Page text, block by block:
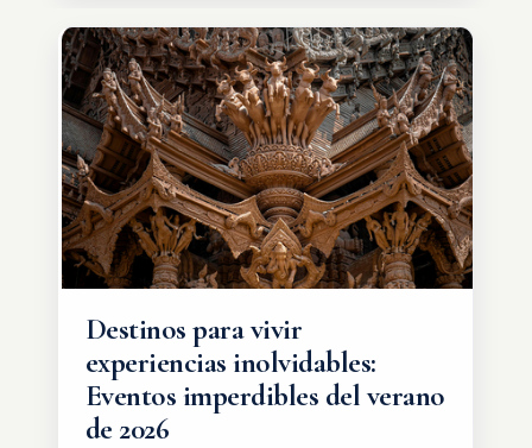
de intercambio son mucho más
amplias. Entre ellas se encuentra
África, un continente que ofrece una
experiencia de viaje completamente
diferente.
Destinos para vivir
experiencias inolvidables:
Eventos imperdibles del verano
de 2026